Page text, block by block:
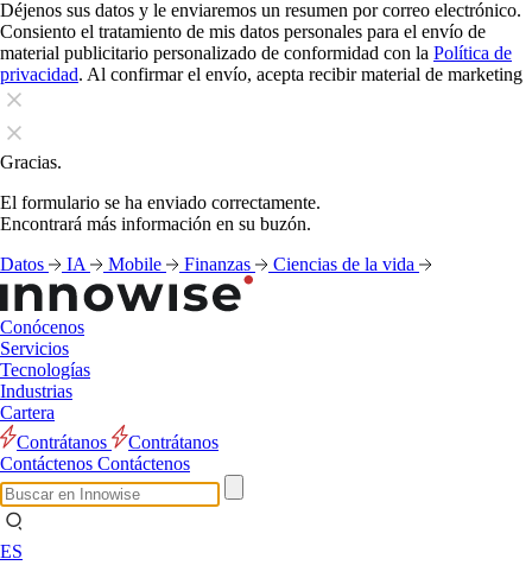
Déjenos sus datos y le enviaremos un resumen por correo electrónico.
Consiento el tratamiento de mis datos personales para el envío de
material publicitario personalizado de conformidad con la Política de
privacidad. Al confirmar el envío, acepta recibir material de marketing
Gracias.
El formulario se ha enviado correctamente.
Encontrará más información en su buzón.
Datos
IA Mobile Finanzas Ciencias de la vida
Conócenos
Servicios
Tecnologías
Industrias
Cartera
Contrátanos
Contrátanos
Contáctenos Contáctenos
ES